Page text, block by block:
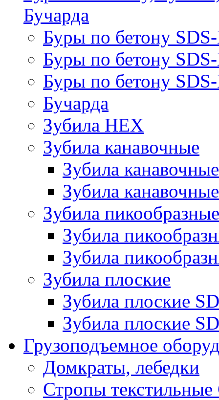
Бучарда
Буры по бетону
Буры по бетону
Буры по бетону
Бучарда
Зубила HEX
Зубила канавочные
Зубила
Зубила
Зубила пикообразные
Зубила
Зубила
Зубила плоские
Зубила плоские
Зубила плоские
Грузоподъемное
Домкраты, лебедки
Стропы